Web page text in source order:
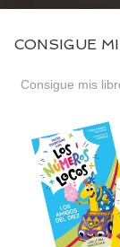
CONSIGUE
Consigue mis